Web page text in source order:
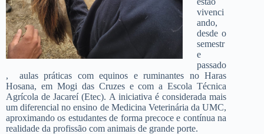
vivenci
ando,
desde o
semestr
e
passado
, aulas práticas com equinos e ruminantes no Haras
Hosana, em Mogi das Cruzes e com a Escola Técnica
Agrícola de Jacareí (Etec). A iniciativa é considerada mais
um diferencial no ensino de Medicina Veterinária da UMC,
aproximando os estudantes de forma precoce e contínua na
realidade da profissão com animais de grande porte.